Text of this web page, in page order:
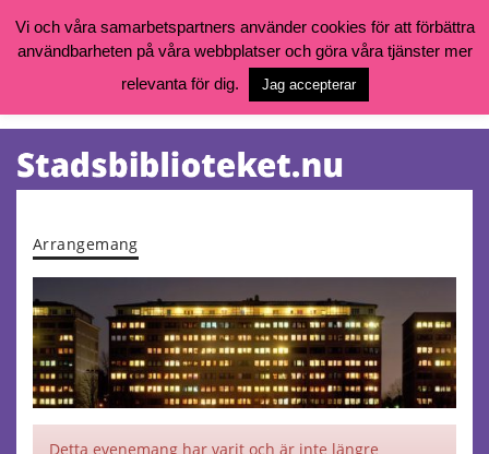
Vill du söka böcker, logga in på ditt bibliotekskonto eller nå övriga
goteborg.se/bibliotek
Öppettider, katalog och kontakt
Tjänster
Arrangemang
Detta evenemang har varit och är inte längre
Vi och våra samarbetspartners använder cookies för att förbättra
användbarheten på våra webbplatser och göra våra tjänster mer
relevanta för dig.
Jag accepterar